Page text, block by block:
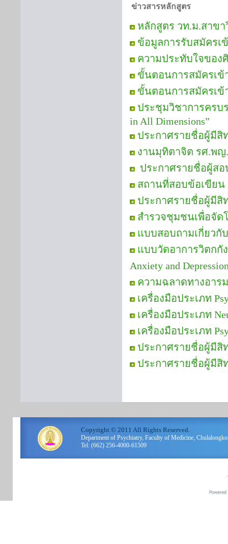
ข่าวสารหลักสูตร
หลักสูตร วท.ม.สาข
ข้อมูลการรับสมัคร
ความประทับใจของ
ขั้นตอนการสมัครเข้
ขั้นตอนการสมัครเข้
ประชุมวิชาการครบ
in All Dimensions”
ประกาศรายชื่อผู้มีสิ
งานมุทิตาจิต รศ.พ
ประกาศรายชื่อผู้ส
สถานที่สอบข้อเขียน
ประกาศรายชื่อผู้มีสิ
สำรวจชุมชนเพื่อจัด
แบบสอบถามเกี่ยวกั
แบบวัดอาการวิตกกั
Anxiety and
ความฉลาดทางอาร
เครื่องมือประเภท
เครื่องมือประเภท
เครื่องมือประเภท
ประกาศรายชื่อผู้มีสิ
ประกาศรายชื่อผู้มีสิ
Copyright © 2011 All Rights Reserved.
Department of Psychiatry, Faculty of Medicine,
Tel: (662) 256-4000-61509